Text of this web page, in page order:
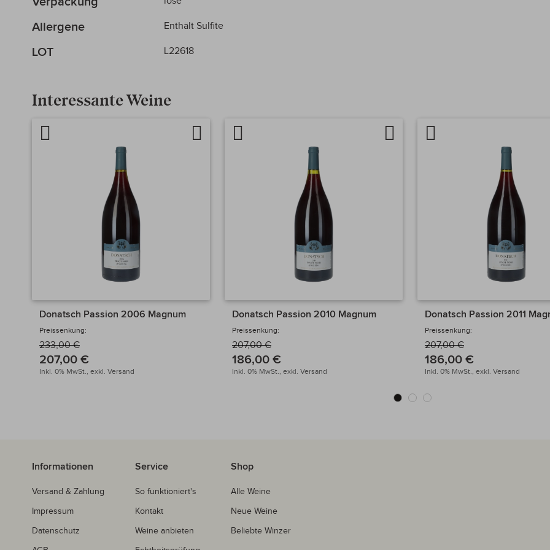
Allergene Enthält Sulfite
LOT L22618
Interessante Weine
Donatsch Passion 2006 Magnum
Preissenkung:
233,00 €
207,00 €
Inkl. 0% MwSt., exkl. Versand
Donatsch Passion 2010 Magnum
Preissenkung:
207,00 €
186,00 €
Inkl. 0% MwSt., exkl. Versand
Donatsch Passion 2011
Preissenkung:
207,00 €
186,00 €
Inkl. 0% MwSt., exkl. Versand
Informationen
Versand & Zahlung
Impressum
Datenschutz
Service
So funktioniert's
Kontakt
Weine anbieten
Shop
Alle Weine
Neue Weine
Beliebte Winzer